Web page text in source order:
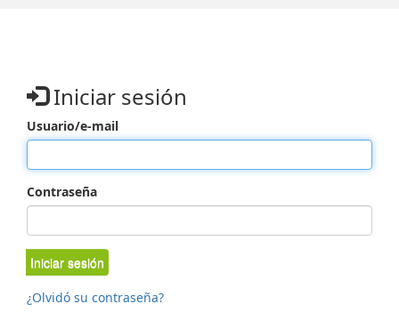
Iniciar sesión
Usuario/e-mail
Contraseña
Iniciar sesión
¿Olvidó su contraseña?